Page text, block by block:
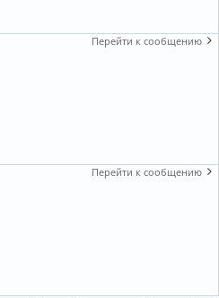
Перейти к сообщению
Перейти к сообщению